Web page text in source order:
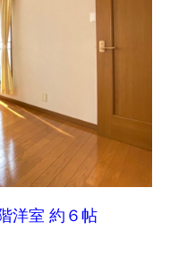
洋室 約６帖